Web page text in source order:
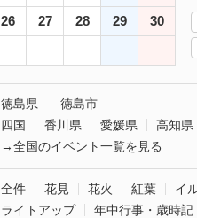
26 27 28 29
30
徳島県
徳島市
四国
香川県 愛媛県
高知県
→全国のイベント一覧を見る
全件 花見 花火 紅葉 イ
ライトアップ
年中行事・歳時記